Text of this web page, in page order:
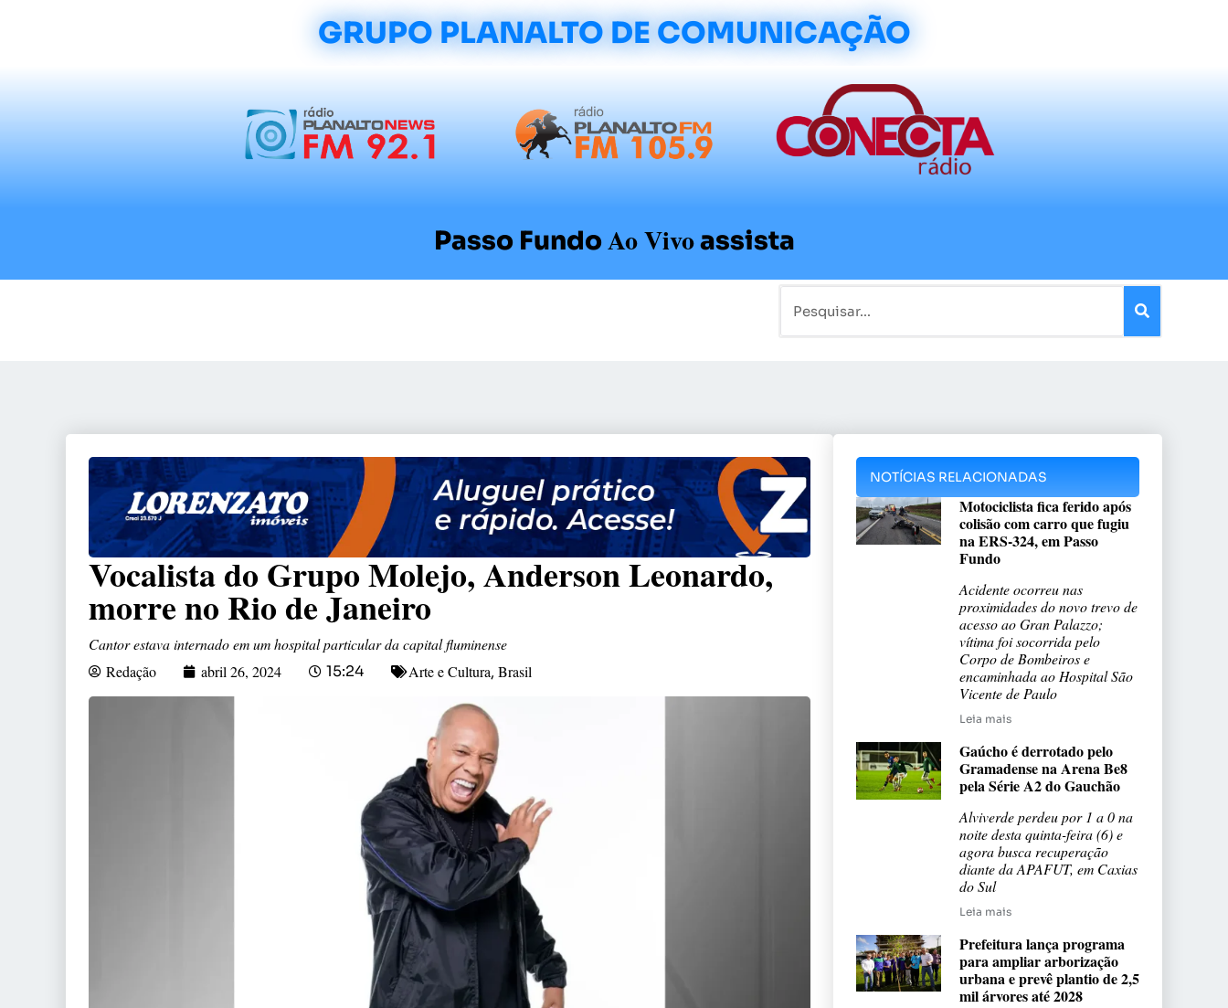
GRUPO PLANALTO DE COMUNICAÇÃO
Passo FundoAo Vivoassista
Vocalista do Grupo Molejo, Anderson Leonardo,
morre no Rio de Janeiro
Cantor estava internado em um hospital particular da capital fluminense
Redação
abril 26, 2024 15:24 Arte e Cultura, Brasil
NOTÍCIAS RELACIONADAS
Motociclista fica ferido após
colisão com carro que fugiu
na ERS-324, em Passo
Fundo
Acidente ocorreu nas
proximidades do novo trevo de
acesso ao Gran Palazzo;
vítima foi socorrida pelo
Corpo de Bombeiros e
encaminhada ao Hospital São
Vicente de Paulo
Leia mais
Gaúcho é derrotado pelo
Gramadense na Arena Be8
pela Série A2 do Gauchão
Alviverde perdeu por 1 a 0 na
noite desta quinta-feira (6) e
agora busca recuperação
diante da APAFUT, em Caxias
do Sul
Leia mais
Prefeitura lança programa
para ampliar arborização
urbana e prevê plantio de 2,5
mil árvores até 2028